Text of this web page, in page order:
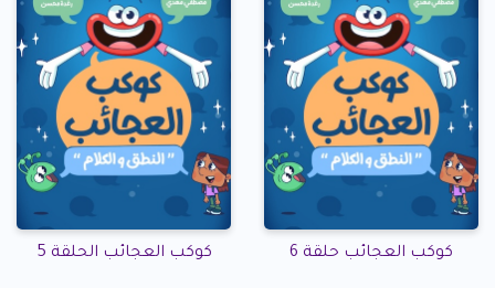
كوكب العجائب حلقة 6 كوكب العجائب الحلقة 5